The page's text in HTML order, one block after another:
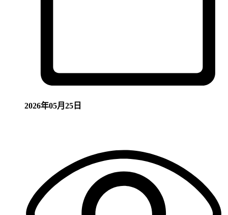
2026年05月25日